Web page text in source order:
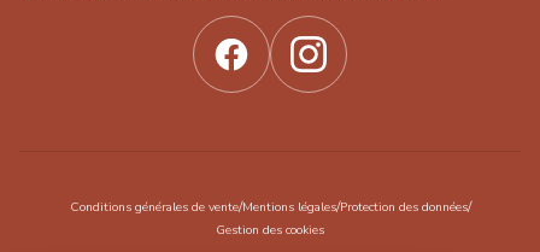
Conditions générales de vente/Mentions légales/Protection des données/
Gestion des cookies